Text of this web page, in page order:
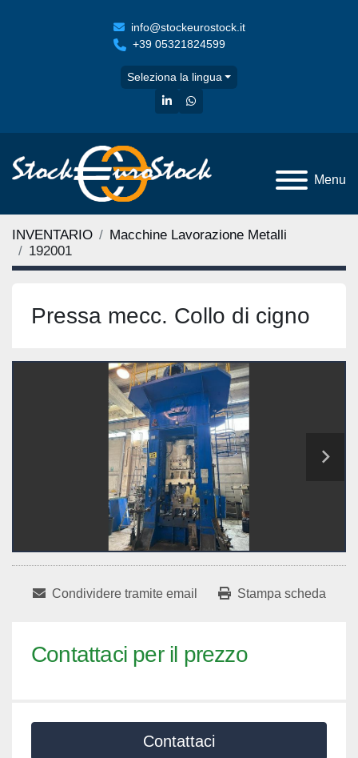
info@stockeurostock.it
+39 05321824599
Seleziona la lingua
linkedinwhatsapp
Menu
INVENTARIO
Macchine Lavorazione Metalli
192001
Pressa mecc. Collo di cigno
Condividere tramite email Stampa scheda
Contattaci per il prezzo
Contattaci